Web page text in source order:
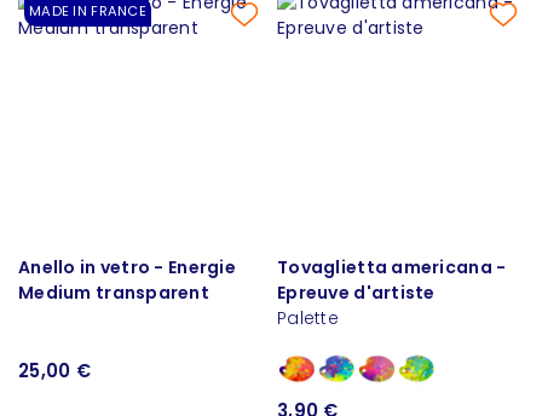
MADE IN FRANCE
Anello in vetro - Energie
Medium transparent
25,00 €
Tovaglietta americana -
Epreuve d'artiste
Palette
3,90 €